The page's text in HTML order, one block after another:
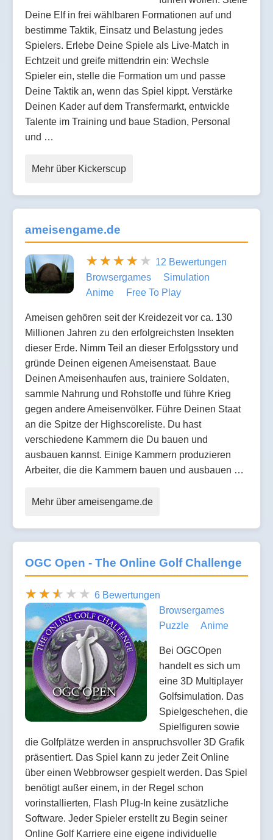
Deine Elf in frei wählbaren Formationen auf und
bestimme Taktik, Einsatz und Belastung jedes
Spielers. Erlebe Deine Spiele als Live-Match in
Echtzeit und greife mittendrin ein: Wechsle
Spieler ein, stelle die Formation um und passe
Deine Taktik an, wenn das Spiel kippt. Verstärke
Deinen Kader auf dem Transfermarkt, entwickle
Talente im Training und baue Stadion, Personal
und …
Mehr über Kickerscup
ameisengame.de
12 Bewertungen
Browsergames
Simulation
Anime
Free To Play
Ameisen gehören seit der Kreidezeit vor ca. 130
Millionen Jahren zu den erfolgreichsten Insekten
dieser Erde. Nimm Teil an dieser Erfolgsstory und
gründe Deinen eigenen Ameisenstaat. Baue
Deinen Ameisenhaufen aus, trainiere Soldaten,
sammle Nahrung und Rohstoffe und führe Krieg
gegen andere Ameisenvölker. Führe Deinen Staat
an die Spitze der Highscoreliste. Du hast
verschiedene Kammern die Du bauen und
ausbauen kannst. Einige Kammern produzieren
Arbeiter, die die Kammern bauen und ausbauen …
Mehr über ameisengame.de
OGC Open - The Online Golf Challenge
6 Bewertungen
Browsergames
Puzzle
Anime
Bei OGCOpen
handelt es sich um
eine 3D Multiplayer
Golfsimulation. Das
Spielgeschehen, die
Spielfiguren sowie
die Golfplätze werden in anspruchsvoller 3D Grafik
präsentiert. Das Spiel kann zu jeder Zeit Online
über einen Webbrowser gespielt werden. Das Spiel
benötigt außer einem, in der Regel schon
vorinstallierten, Flash Plug-In keine zusätzliche
Software. Jeder Spieler erstellt zu Begin seiner
Online Golf Karriere eine eigene individuelle